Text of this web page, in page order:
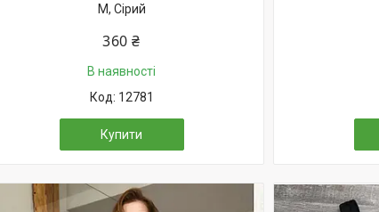
M, Сірий
360 ₴
В наявності
12781
Купити